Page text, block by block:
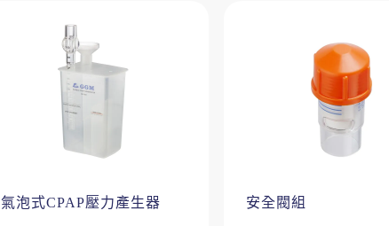
氣泡式CPAP壓力產生器 安全閥組